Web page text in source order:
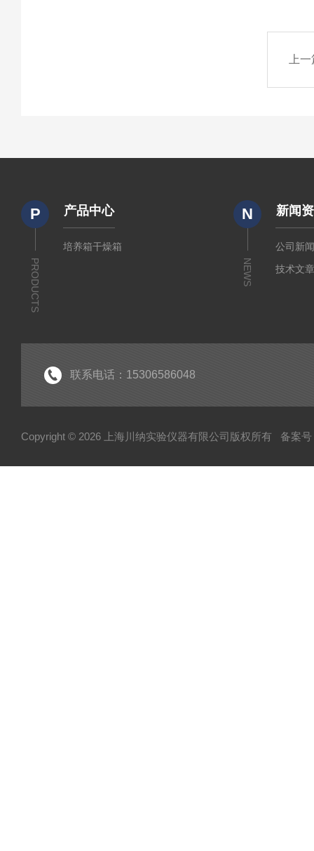
上
P
PRODUCTS
产品中心
培养箱干燥箱
N
NEWS
新闻
公司新
技术文
联系电话：15306586048
Copyright © 2026 上海川纳实验仪器有限公司版权所有 备案号